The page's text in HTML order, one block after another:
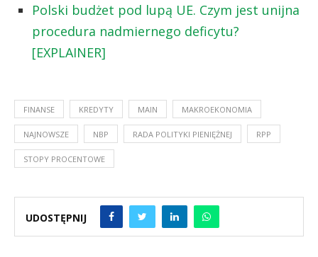
Polski budżet pod lupą UE. Czym jest unijna
procedura nadmiernego deficytu?
[EXPLAINER]
FINANSE KREDYTY MAIN MAKROEKONOMIA
NAJNOWSZE NBP RADA POLITYKI PIENIĘŻNEJ RPP
STOPY PROCENTOWE
UDOSTĘPNIJ